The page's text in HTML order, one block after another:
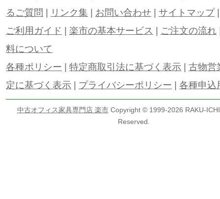
るご質問
リンク集 お問い合わせ サイトマップ
ご利用ガイド
楽市の基本サービス ご注文の流れ
料について
各種ポリシー
特定商取引法に基づく表示
古物営
定に基づく表示
プライバシーポリシー 各種申込
中古オフィス家具専門店 楽市Copyright © 1999-2026 RAKU-
Reserved.